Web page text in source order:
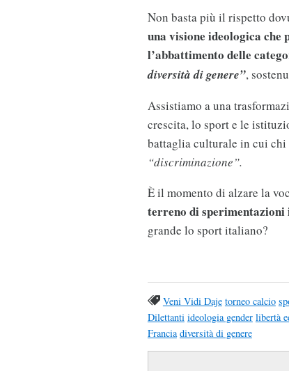
Non basta più il rispetto
una visione ideologica che
l’abbattimento delle
diversità di genere”,
Assistiamo a una
crescita, lo sport e le
battaglia culturale in cui chi
“discriminazione”.
È il momento di alzare la
terreno di sperimentazioni
grande lo sport italiano?
Veni Vidi Daje torneo calcio
Dilettanti ideologia gender libertà
Francia diversità di genere